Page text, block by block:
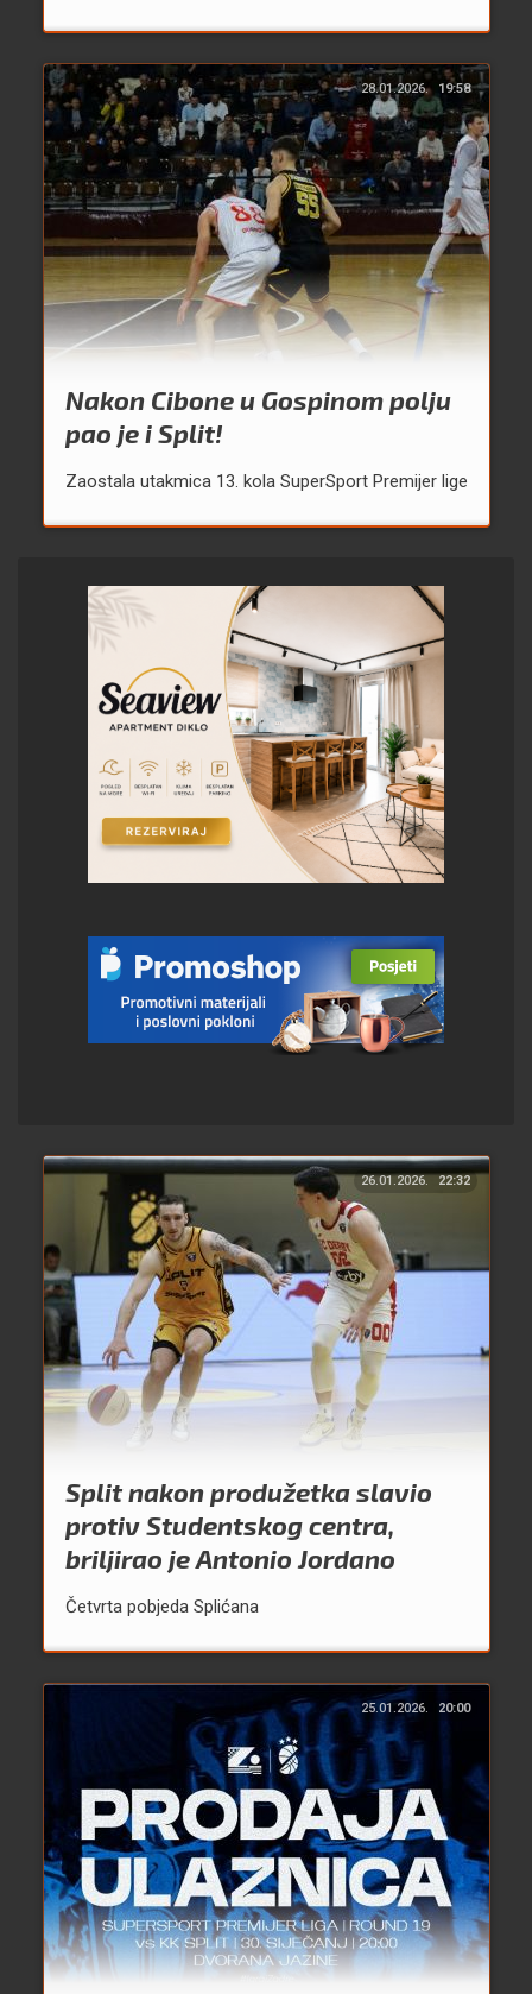
28.01.2026. 19:58
Nakon Cibone u Gospinom polju
pao je i Split!
Zaostala utakmica 13. kola SuperSport Premijer lige
26.01.2026. 22:32
Split nakon produžetka slavio
protiv Studentskog centra,
briljirao je Antonio Jordano
Četvrta pobjeda Splićana
25.01.2026. 20:00